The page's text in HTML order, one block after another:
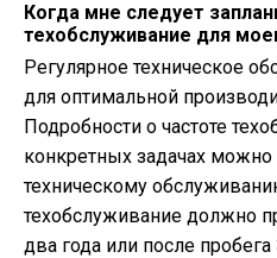
Когда мне следует
техобслуживание для
Регулярное техническое
для оптимальной
Подробности о частоте
конкретных задачах можно
техническому
техобслуживание должно
два года или после